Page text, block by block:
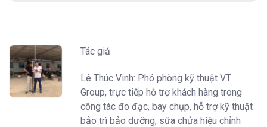
Tác giả
Lê Thúc Vinh: Phó phòng kỹ thuật VT
Group, trực tiếp hỗ trợ khách hàng trong
công tác đo đạc, bay chụp, hỗ trợ kỹ thuật
bảo trì bảo dưỡng, sữa chửa hiệu chỉnh